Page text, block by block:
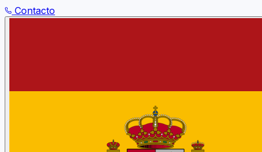
Contacto